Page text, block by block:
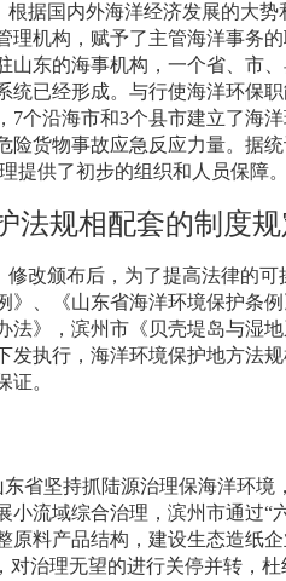
根据国内外海洋经济发展的大
理机构，赋予了主管海洋事务
山东的海事机构，一个省、市
已经形成。与行使海洋环保
7个沿海市和3个县市建立了海
险货物事故应急反应力量。据
提供了初步的组织和人员保障。
法规相配套的制度规
改颁布后，为了提高法律的
、《山东省海洋环境保护条
》，滨州市《贝壳堤岛与湿
执行，海洋环境保护地方法
证。
省坚持抓陆源治理保海洋环
流域综合治理，滨州市通过“
料产品结构，建设生态造纸
对治理无望的进行关停并转，